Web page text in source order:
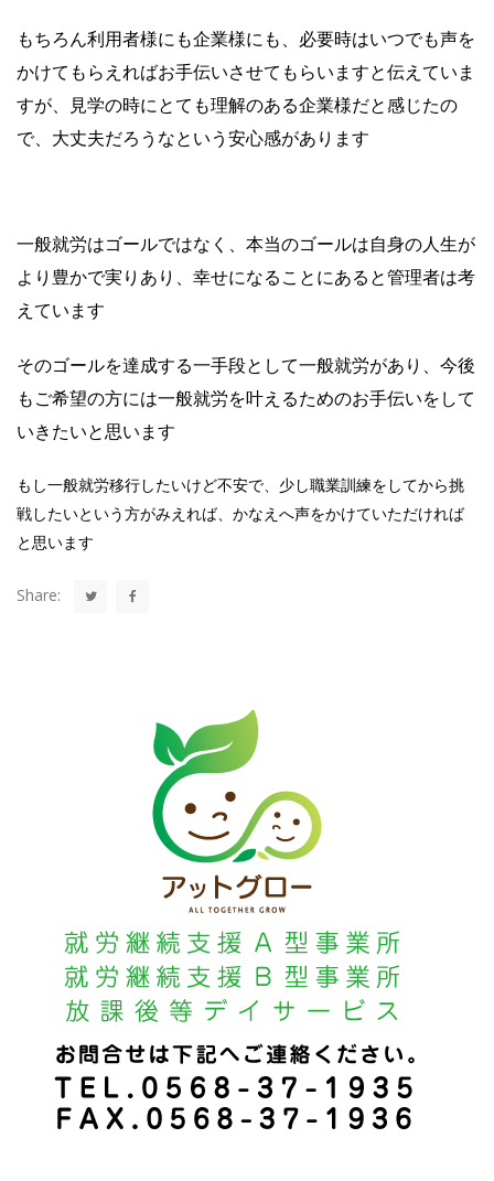
もちろん利用者様にも企業様にも、必要時はいつでも声を
かけてもらえればお手伝いさせてもらいますと伝えていま
すが、見学の時にとても理解のある企業様だと感じたの
で、大丈夫だろうなという安心感があります
一般就労はゴールではなく、本当のゴールは自身の人生が
より豊かで実りあり、幸せになることにあると管理者は考
えています
そのゴールを達成する一手段として一般就労があり、今後
もご希望の方には一般就労を叶えるためのお手伝いをして
いきたいと思います
もし一般就労移行したいけど不安で、少し職業訓練をしてから挑
戦したいという方がみえれば、かなえへ声をかけていただければ
と思います
Share: